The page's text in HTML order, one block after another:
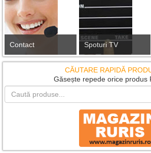
Contact Spoturi TV
CĂUTARE RAPIDĂ
Găsește repede orice produs